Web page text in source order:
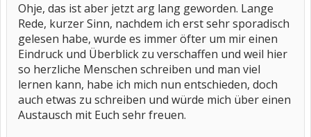
Ohje, das ist aber jetzt arg lang geworden. Lange
Rede, kurzer Sinn, nachdem ich erst sehr sporadisch
gelesen habe, wurde es immer öfter um mir einen
Eindruck und Überblick zu verschaffen und weil hier
so herzliche Menschen schreiben und man viel
lernen kann, habe ich mich nun entschieden, doch
auch etwas zu schreiben und würde mich über einen
Austausch mit Euch sehr freuen.